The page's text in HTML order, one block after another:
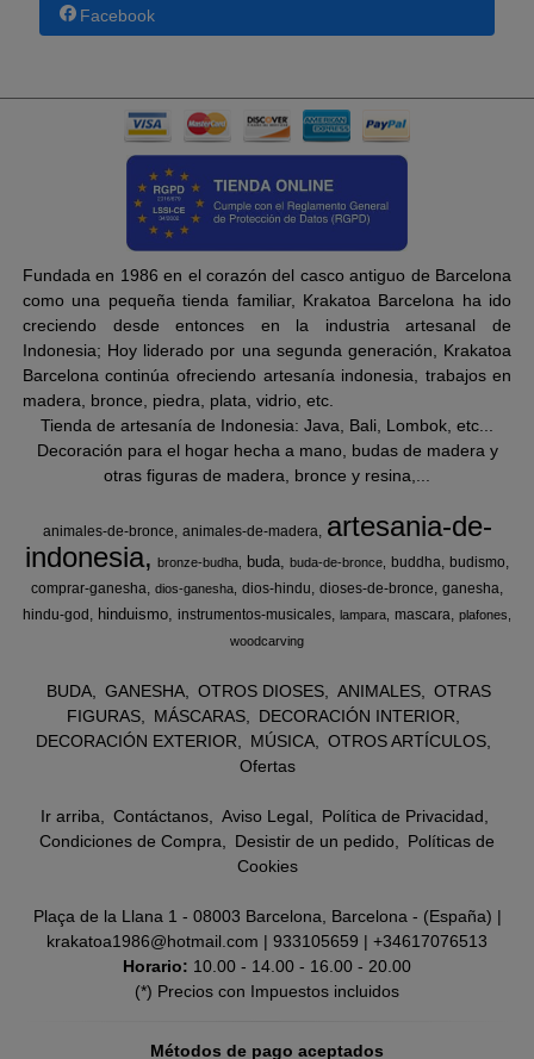
Facebook
Fundada en 1986 en el corazón del casco antiguo de Barcelona
como una pequeña tienda familiar, Krakatoa Barcelona ha ido
creciendo desde entonces en la industria artesanal de
Indonesia; Hoy liderado por una segunda generación, Krakatoa
Barcelona continúa ofreciendo artesanía indonesia, trabajos en
madera, bronce, piedra, plata, vidrio, etc.
Tienda de artesanía de Indonesia: Java, Bali, Lombok, etc...
Decoración para el hogar hecha a mano, budas de madera y
otras figuras de madera, bronce y resina,...
animales-de-bronce animales-de-madera
artesania-de-
indonesia
bronze-budha buda buda-de-bronce buddha
budismo
comprar-ganesha dios-ganesha dios-hindu dioses-de-bronce ganesha
hindu-god
hinduismo instrumentos-musicales lampara mascara plafones
woodcarving
BUDA GANESHA OTROS DIOSES ANIMALES
OTRAS
FIGURAS
MÁSCARAS
DECORACIÓN INTERIOR
DECORACIÓN EXTERIOR
MÚSICA
OTROS ARTÍCULOS
Ofertas
Ir arriba Contáctanos Aviso Legal
Política de Privacidad
Condiciones de Compra
Desistir de un pedido
Políticas de
Cookies
Plaça de la Llana 1 - 08003 Barcelona, Barcelona - (España) |
krakatoa1986@hotmail.com | 933105659 | +34617076513
Horario: 10.00 - 14.00 - 16.00 - 20.00
(*) Precios con Impuestos incluidos
Métodos de pago aceptados